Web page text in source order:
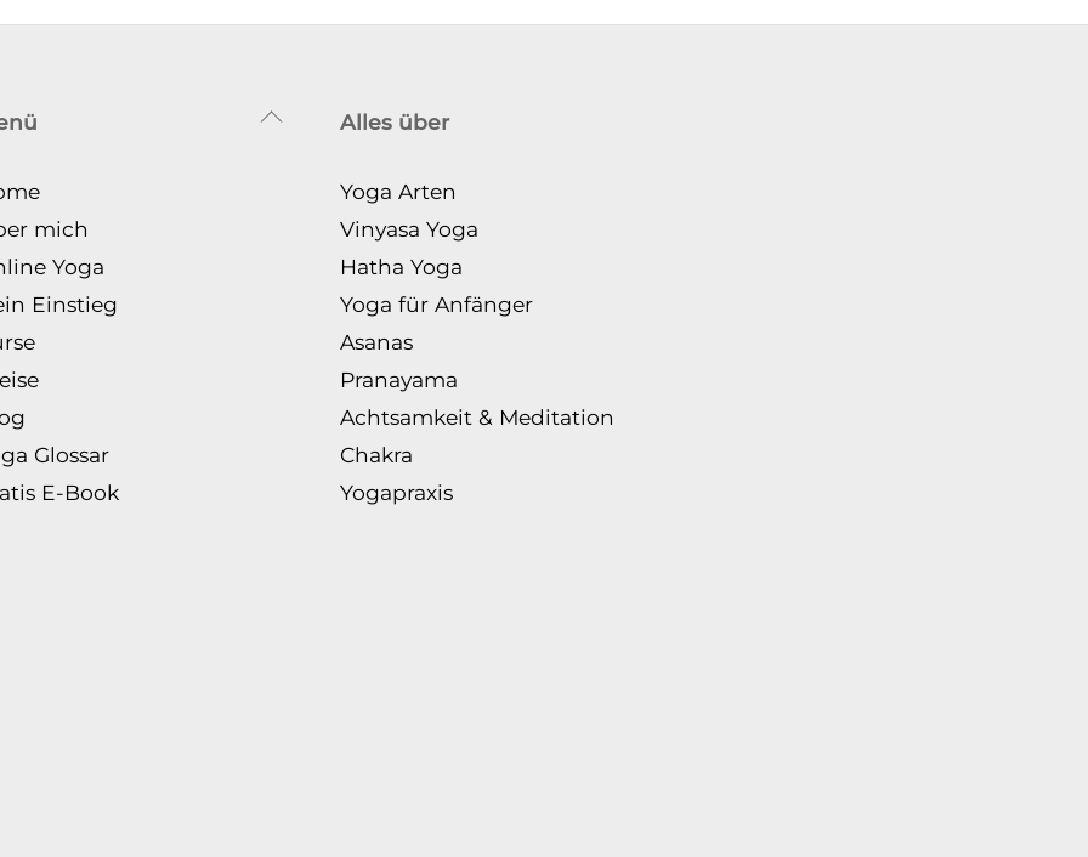
Back
mich
Yoga
Einstieg
Glossar
E-Book
Alles über
Yoga Arten
Vinyasa Yoga
Hatha Yoga
Yoga für Anfänger
Asanas
Pranayama
Achtsamkeit & Meditation
Chakra
Yogapraxis